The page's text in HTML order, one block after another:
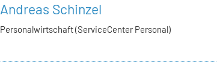
Andreas Schinzel
Personalwirtschaft (ServiceCenter Personal)